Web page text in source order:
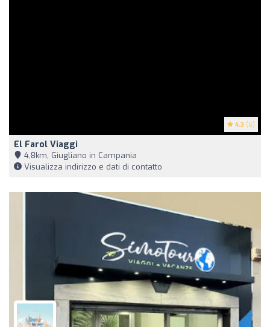
4.3 (6)
El Farol Viaggi
4,8km, Giugliano in Campania
Visualizza indirizzo e dati di contatto